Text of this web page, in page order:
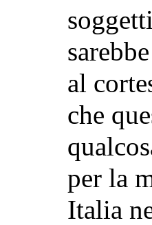
al
che
per la
Italia